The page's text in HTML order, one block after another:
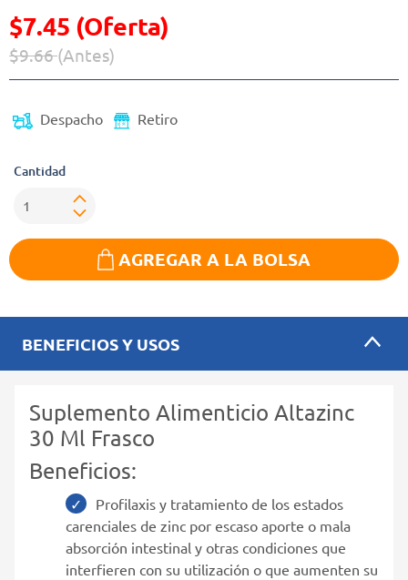
$7.45 (Oferta)
Precio reducido de
$9.66(Antes)
Despacho Retiro
Cantidad
AGREGAR A LA BOLSA
BENEFICIOS Y USOS
Suplemento Alimenticio Altazinc
30 Ml Frasco
Beneficios:
Profilaxis y tratamiento de los estados
carenciales de zinc por escaso aporte o mala
absorción intestinal y otras condiciones que
interfieren con su utilización o que aumenten su